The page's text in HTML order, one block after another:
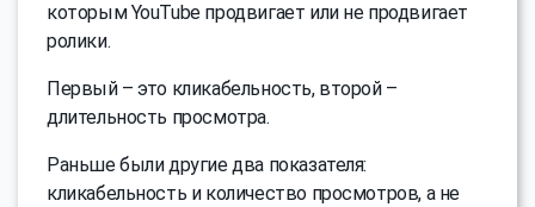
которым YouTube продвигает или не продвигает
ролики.
Первый – это кликабельность, второй –
длительность просмотра.
Раньше были другие два показателя:
кликабельность и количество просмотров, а не